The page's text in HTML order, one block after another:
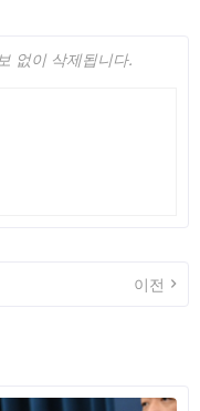
없이 삭제됩니다.
이전